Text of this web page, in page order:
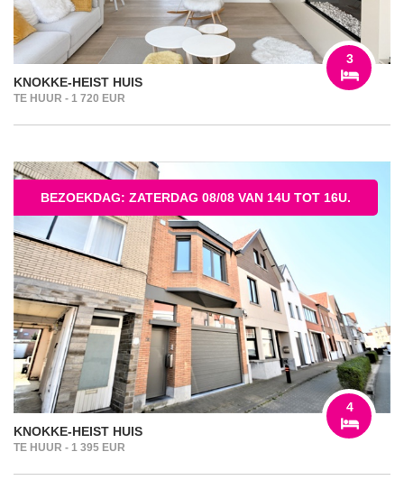
KNOKKE-HEIST HUIS
TE HUUR - 1 720 EUR
3
BEZOEKDAG: ZATERDAG 08/08 VAN 14U TOT 16U.
KNOKKE-HEIST HUIS
TE HUUR - 1 395 EUR
4